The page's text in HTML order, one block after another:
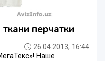
перчатки
26.04.2013, 16:44
Наше